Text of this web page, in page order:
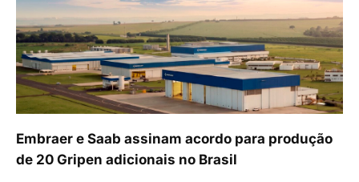
Embraer e Saab assinam acordo para produção
de 20 Gripen adicionais no Brasil